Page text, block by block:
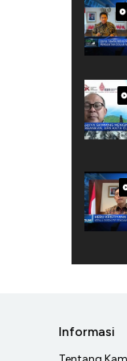
Informasi